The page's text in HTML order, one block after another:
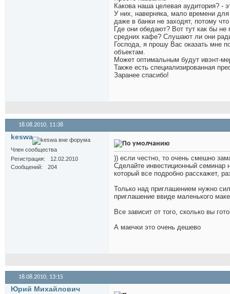
Какова наша целевая аудитория? -
У них, наверняка, мало времени
даже в банки не заходят, потому
Где они обедают? Вот тут как бы
средних кафе? Слушают ли они
Господа, я прошу Вас оказать мне
объектам.
Может оптимальным будут ивэнт-
Также есть специализированная
Заранее спасибо!
18.08.2010, 11:38
keswa
Член сообщества
Регистрация
12.02.2010
Сообщений
204
)) если честно, то очень смешно
Сделайте инвестиционный семинар
который все подробно расскажет,
Только над приглашением нужно
приглашение ввиде маленького
Все зависит от того, сколько вы
А маечки это очень дешево
18.08.2010, 13:15
Юрий Михайлович